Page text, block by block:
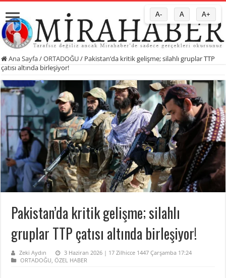
Ana Sayfa/ORTADOĞU/ Pakistan’da kritik gelişme; silahlı gruplar TTP
çatısı altında birleşiyor!
Pakistan’da kritik gelişme; silahlı
gruplar TTP çatısı altında birleşiyor!
Zeki Aydın
3 Haziran 2026 | 17 Zilhicce 1447 Çarşamba 17:24
ORTADOĞU,ÖZEL HABER
A- A A+